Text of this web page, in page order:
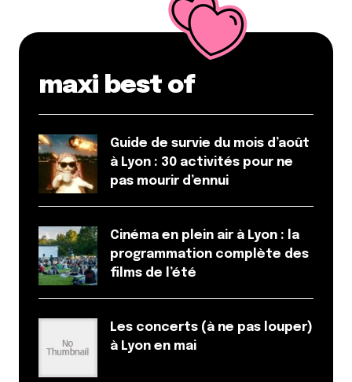
maxi best of
Guide de survie du mois d’août
à Lyon : 30 activités pour ne
pas mourir d’ennui
Cinéma en plein air à Lyon : la
programmation complète des
films de l’été
Les concerts (à ne pas louper)
à Lyon en mai